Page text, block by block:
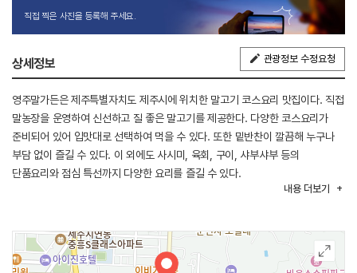
직접 찍은 사진을 등록해 주세요.
상세정보 관광정보 수정요청
영주말가든은 제주특별자치도 제주시에 위치한 말고기 코스요리 맛집이다. 직접
말농장을 운영하여 신선하고 질 좋은 말고기를 제공한다. 다양한 코스요리가
준비되어 있어 입맛대로 선택하여 먹을 수 있다. 또한 밑반찬이 깔끔해 누구나
부담 없이 즐길 수 있다. 이 외에도 사시미, 육회, 구이, 샤부샤부 등의
단품요리와 점심 특선까지 다양한 요리를 즐길 수 있다.
내용 더보기